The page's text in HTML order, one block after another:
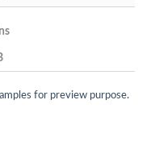
for preview purpose.